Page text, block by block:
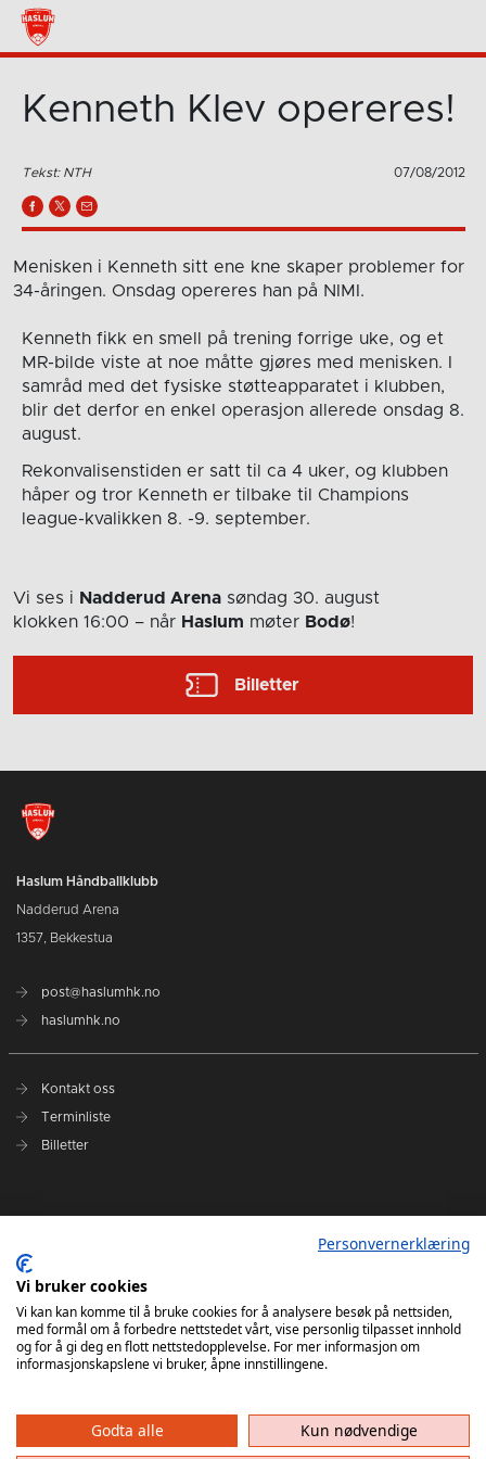
Kenneth Klev opereres!
Tekst: NTH 07/08/2012
Menisken i Kenneth sitt ene kne skaper problemer for
34-åringen. Onsdag opereres han på NIMI.
Kenneth fikk en smell på trening forrige uke, og et
MR-bilde viste at noe måtte gjøres med menisken. I
samråd med det fysiske støtteapparatet i klubben,
blir det derfor en enkel operasjon allerede onsdag 8.
august.
Rekonvalisenstiden er satt til ca 4 uker, og klubben
håper og tror Kenneth er tilbake til Champions
league-kvalikken 8. -9. september.
Vi ses i Nadderud Arena søndag 30. august
klokken 16:00 – når Haslum møter Bodø!
Billetter
Haslum Håndballklubb
Nadderud Arena
1357, Bekkestua
post@haslumhk.no
haslumhk.no
Kontakt oss
Terminliste
Billetter
Ansvarlig redaktør: Tore Solberg
Haslum HK har ikke ansvar for innhold på eksterne nettsider som det lenkes til. Kopiering
av materiale fra Haslum HK for bruk annet sted er ikke tillatt uten avtale.
Personvernerklæring
Vi bruker cookies
Vi kan kan komme til å bruke cookies for å analysere besøk på nettsiden,
med formål om å forbedre nettstedet vårt, vise personlig tilpasset innhold
og for å gi deg en flott nettstedopplevelse. For mer informasjon om
informasjonskapslene vi bruker, åpne innstillingene.
Godta alle Kun nødvendige